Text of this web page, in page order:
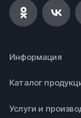
Информация
Каталог
Услуги и